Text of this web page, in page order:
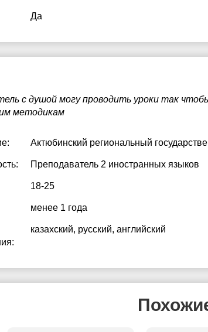
Да
с душой могу проводить уроки так
методикам
Актюбинский региональный
Преподаватель 2 иностранных языков
18-25
менее 1 года
казахский, русский, английский